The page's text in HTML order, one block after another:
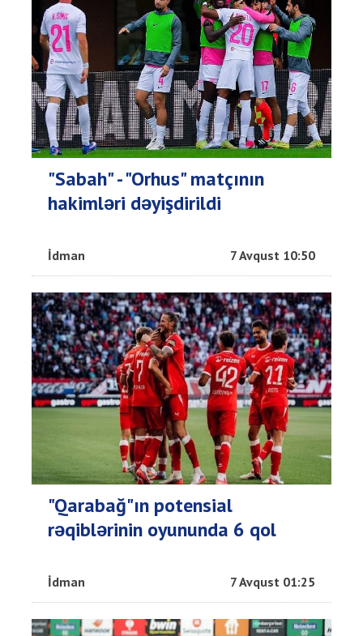
"Sabah" - "Orhus" matçının
hakimləri dəyişdirildi
İdman 7 Avqust 10:50
"Qarabağ"ın potensial
rəqiblərinin oyununda 6 qol
İdman 7 Avqust 01:25